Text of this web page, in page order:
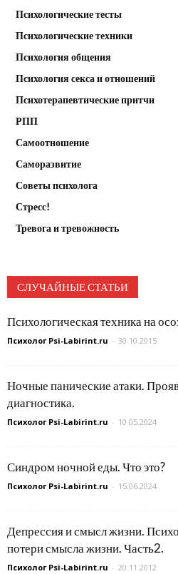
Психологические тесты
Психологические техники
Психология общения
Психология секса и отношений
Психотерапевтические притчи
РПП
Самоотношение
Саморазвитие
Советы психолога
Стресс!
Тревога и тревожность
СЛУЧАЙНЫЕ СТАТЬИ
Психологическая техника на
Психолог Psi-Labirint.ru - 30.10.2015
Ночные панические атаки.
диагностика.
Психолог Psi-Labirint.ru - 10.05.2024
Синдром ночной еды. Что это?
Психолог Psi-Labirint.ru - 15.06.2024
Депрессия и смысл жизни.
потери смысла жизни. Часть2.
Психолог Psi-Labirint.ru - 20.11.2012